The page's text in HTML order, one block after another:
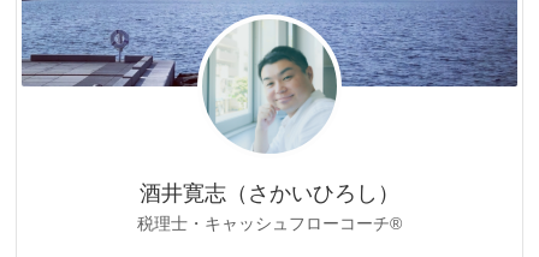
酒井寛志（さかいひろし）
税理士・キャッシュフローコーチ®